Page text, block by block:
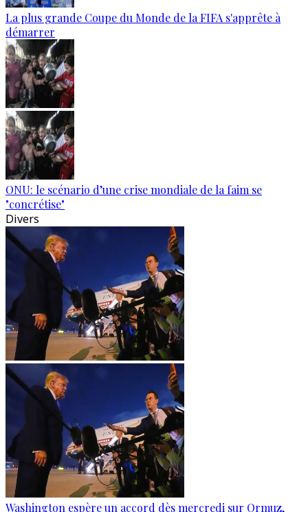
La plus grande Coupe du Monde de la FIFA s'apprête à
démarrer
ONU: le scénario d’une crise mondiale de la faim se
"concrétise"
Divers
Washington espère un accord dès mercredi sur Ormuz,